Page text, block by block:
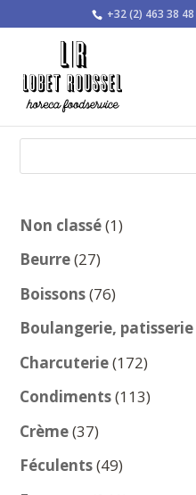
+32 (2) 463 38 48
Non classé 11
Beurre 2727
produits
Boissons 7676
produits
Boulangerie, patisserie
Charcuterie 172172
produits
Condiments 113113
Crème 3737
produits
Féculents 4949